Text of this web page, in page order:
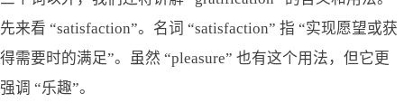
先来看 “satisfaction”。名词 “satisfaction” 指 “实现愿望或获
得需要时的满足”。虽然 “pleasure” 也有这个用法，但它更
强调 “乐趣”。